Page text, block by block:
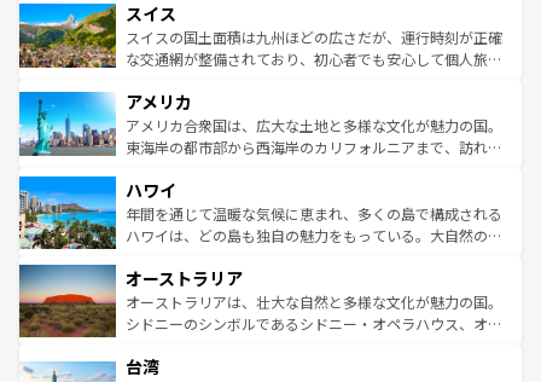
れる地方に足を運ぶとそれぞれで全く異なる文化を体験で
きるだろう。 なお、新着のフランス情報はコンテンツ一覧
を参照してほしい。
は、お酒好きな人にはぜひ体験してほしい。 なお、新着の
ドイツ情報はコンテンツ一覧を参照してほしい。
リアごとに異なる魅力がある。また、優雅なアフタヌーン
ティー、ビール好きにはたまらない英国パブ、サッカー観
戦など、本場だからこそできる体験も豊富。イギリスを旅
ンツ一覧を参照してほしい。
スイス
スイスの国土面積は九州ほどの広さだが、運行時刻が正確
な交通網が整備されており、初心者でも安心して個人旅行
の建物がそのまま残る町や、スイスならではのユニークな
博物館もあり、アルプス観光だけでなく町歩きも満喫する
ことができる。国民の所得が高いため物価も高いが、旅行
ば市内交通費無料で観光を楽しむこともできる。 なお、新
着のスイス情報はコンテンツ一覧 を参照してほしい。
アメリカ
アメリカ合衆国は、広大な土地と多様な文化が魅力の国。
東海岸の都市部から西海岸のカリフォルニアまで、訪れる
のような巨大都市は、観光、ショッピング、エンターテイ
ンメントが詰まった刺激的なスポットだ。一方、アメリカ
西部には大自然が広がり、グランドキャニオンやイエロー
部のニューオーリンズでは、音楽と美食が融合した独特の
文化が魅力。旅行者はアメリカの各地域で異なる魅力を楽
しみながら、その多様性と豊かな歴史を感じることができ
ならではの贅沢な旅のスタイルだ。 なお、新着のアメリカ
ハワイ
年間を通じて温暖な気候に恵まれ、多くの島で構成される
ハワイは、どの島も独自の魅力をもっている。大自然の神
ワイ島は見逃せない。また、定番の観光地といえばオアフ
島だが、静かな自然を求めるならマウイ島やカウアイ島が
おすすめ。エメラルドグリーンに輝く海をはじめ、豊かな
れるおもてなしの心で訪れる人々を迎えてくれるハワイの
オーストラリア
オーストラリアは、壮大な自然と多様な文化が魅力の国。
シドニーのシンボルであるシドニー・オペラハウス、オー
リアリーフや大陸中央部にそびえるウルル（エアーズロッ
台湾